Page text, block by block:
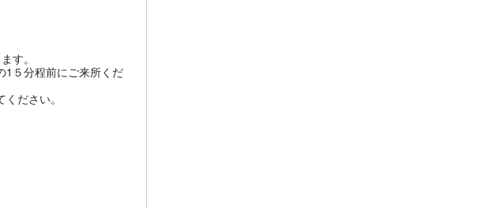
す。
1５分程前にご来所くだ
ださい。